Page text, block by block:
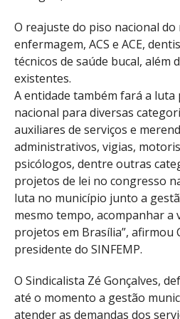
O reajuste do piso nacional
enfermagem, ACS e ACE,
técnicos de saúde bucal, além
existentes.
A entidade também fará a luta
nacional para diversas
auxiliares de serviços e
administrativos, vigias,
psicólogos, dentre outras
projetos de lei no congresso
luta no município junto a
mesmo tempo, acompanhar a
projetos em Brasília”, afirmou
presidente do SINFEMP.
O Sindicalista Zé Gonçalves,
até o momento a gestão
atender as demandas dos